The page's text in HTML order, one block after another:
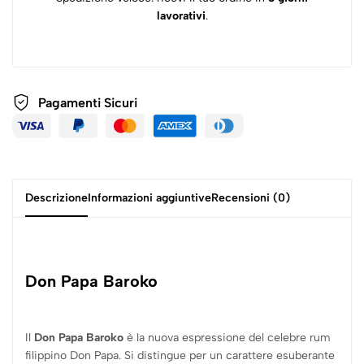
Calice da distillato o bicchiere tumbler
lavorativi.
Pagamenti Sicuri
DescrizioneInformazioni aggiuntiveRecensioni (0)
Don Papa Baroko
Il Don Papa Baroko è la nuova espressione del celebre rum
filippino Don Papa. Si distingue per un carattere esuberante